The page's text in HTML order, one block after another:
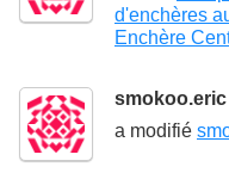
d'enchères
Enchère
smokoo.eric
a modifié